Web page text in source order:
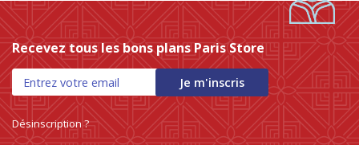
Recevez tous les bons plans Paris Store
Je m'inscris
Désinscription ?